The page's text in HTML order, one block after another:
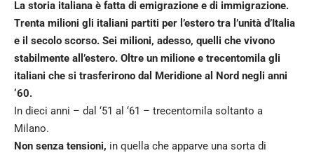
La storia italiana è fatta di emigrazione e di immigrazione.
Trenta milioni gli italiani partiti per l’estero tra l’unità d’Italia
e il secolo scorso. Sei milioni, adesso, quelli che vivono
stabilmente all’estero. Oltre un milione e trecentomila gli
italiani che si trasferirono dal Meridione al Nord negli anni
‘60.
In dieci anni – dal ‘51 al ‘61 – trecentomila soltanto a
Milano.
Non senza tensioni, in quella che apparve una sorta di